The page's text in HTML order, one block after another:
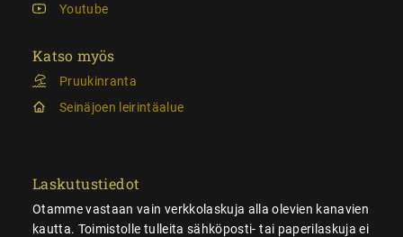
Youtube
Katso myös
Pruukinranta
Seinäjoen leirintäalue
Laskutustiedot
Otamme vastaan vain verkkolaskuja alla olevien kanavien
kautta. Toimistolle tulleita sähköposti- tai paperilaskuja ei